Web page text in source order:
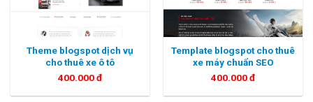
Theme blogspot dịch vụ
cho thuê xe ô tô
400.000đ
Template blogspot cho thuê
xe máy chuẩn SEO
400.000đ